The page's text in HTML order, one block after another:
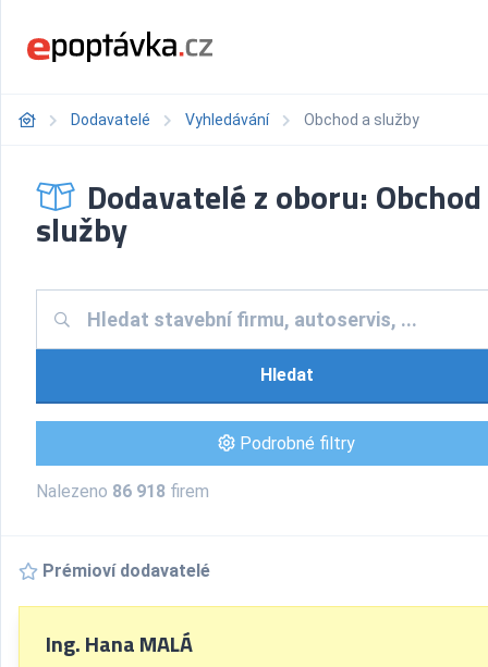
Dodavatelé Vyhledávání Obchod a služby
Dodavatelé z oboru:
služby
Hledat
Podrobné filtry
Nalezeno 86 918 firem
Prémioví dodavatelé
Ing. Hana MALÁ